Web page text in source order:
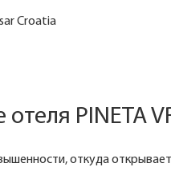
Croatia
PINETA
откуда